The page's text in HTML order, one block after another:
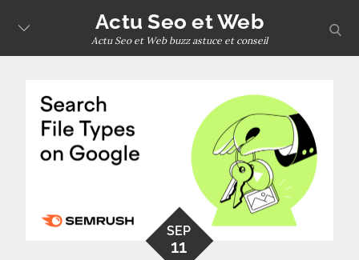
content
Actu Seo et Web
Actu Seo et Web buzz astuce et conseil
SEP
11